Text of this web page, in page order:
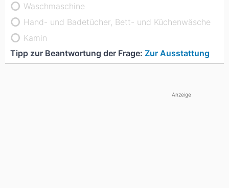
Waschmaschine
Hand- und Badetücher, Bett- und Küchenwäsche
Kamin
Tipp zur Beantwortung der Frage: Zur Ausstattung
Anzeige